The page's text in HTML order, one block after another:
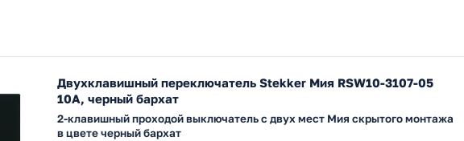
Двухклавишный переключатель Stekker Мия RSW10-3107-05
10A, черный бархат
2-клавишный проходой выключатель с двух мест Мия скрытого монтажа
в цвете черный бархат